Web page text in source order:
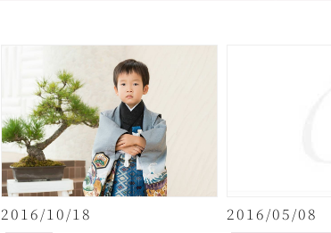
2016/10/18 2016/05/08